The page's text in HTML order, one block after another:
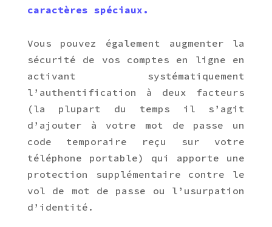
caractères spéciaux.
Vous pouvez également augmenter la
sécurité de vos comptes en ligne en
activant systématiquement
l’authentification à deux facteurs
(la plupart du temps il s’agit
d’ajouter à votre mot de passe un
code temporaire reçu sur votre
téléphone portable) qui apporte une
protection supplémentaire contre le
vol de mot de passe ou l’usurpation
d’identité.